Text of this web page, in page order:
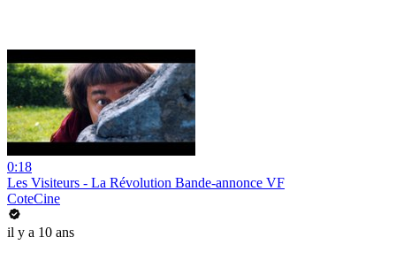
0:18
Les Visiteurs - La Révolution Bande-annonce VF
CoteCine
il y a 10 ans